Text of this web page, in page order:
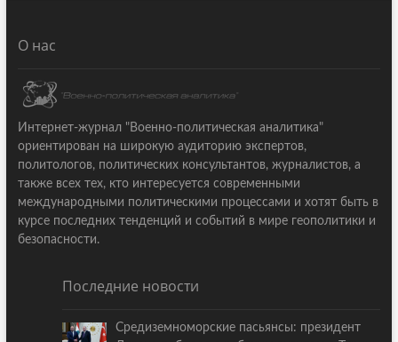
О нас
Интернет-журнал "Военно-политическая аналитика"
ориентирован на широкую аудиторию экспертов,
политологов, политических консультантов, журналистов, а
также всех тех, кто интересуется современными
международными политическими процессами и хотят быть в
курсе последних тенденций и событий в мире геополитики и
безопасности.
Последние новости
Средиземноморские пасьянсы: президент